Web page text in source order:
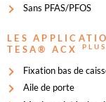
Sans PFAS/PFOS
LES
TESA® ACX
PLUS
Fixation bas de
Aile de porte